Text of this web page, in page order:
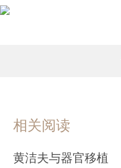
相关阅读
黄洁夫与器官移植